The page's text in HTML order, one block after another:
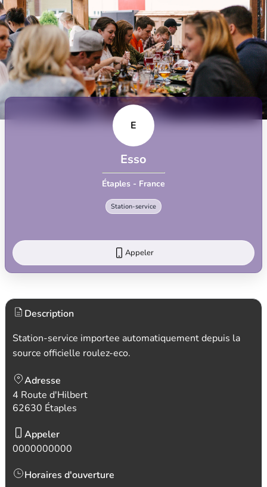
E
Esso
Étaples - France
Station-service
Appeler
Description
Station-service importee automatiquement depuis la
source officielle roulez-eco.
Adresse
4 Route d'Hilbert
62630 Étaples
Appeler
0000000000
Horaires d'ouverture